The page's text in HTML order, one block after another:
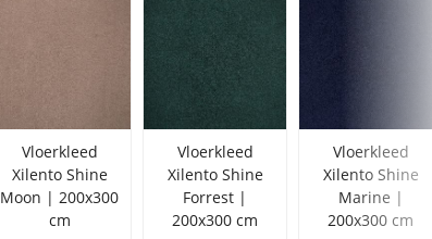
Vloerkleed
Xilento Shine
Moon | 200x300
cm
Vloerkleed
Xilento Shine
Forrest |
200x300 cm
Vloerkleed
Xilento Shine
Marine |
200x300 cm